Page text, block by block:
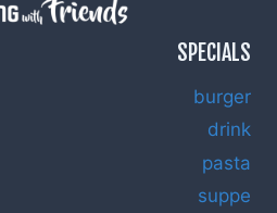
SPECIALS
burger
drink
pasta
suppe